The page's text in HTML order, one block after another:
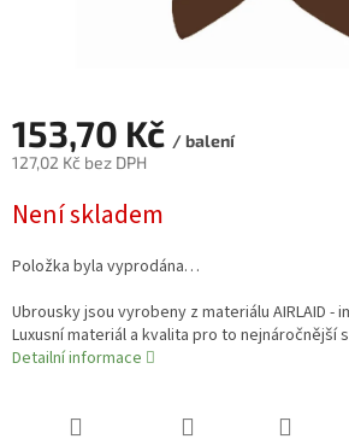
153,70 Kč / balení
127,02 Kč bez DPH
cena:
Není skladem
Položka byla vyprodána…
Ubrousky jsou vyrobeny z materiálu AIRLAID -
Luxusní materiál a kvalita pro to nejnáročnější
Detailní informace